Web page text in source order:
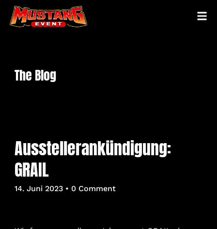
The Blog
Ausstellerankündigung:
GRAIL
14. Juni 2023 • 0 Comment